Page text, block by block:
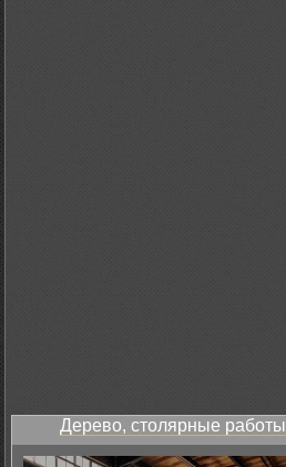
Дерево, столярные работы